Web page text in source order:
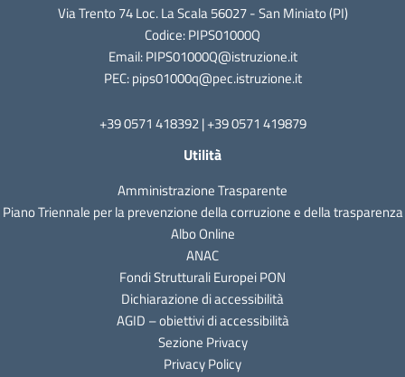
Via Trento 74 Loc. La Scala 56027 - San Miniato (PI)
Codice: PIPS01000Q
Email: PIPS01000Q@istruzione.it
PEC: pips01000q@pec.istruzione.it
+39 0571 418392 | +39 0571 419879
Utilità
Amministrazione Trasparente
Piano Triennale per la prevenzione della corruzione e della trasparenza
Albo Online
ANAC
Fondi Strutturali Europei PON
Dichiarazione di accessibilità
AGID – obiettivi di accessibilità
Sezione Privacy
Privacy Policy